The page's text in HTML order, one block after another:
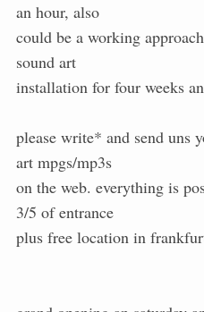
an hour, also
could be a working
sound art
installation for four weeks
please write* and send uns
art mpgs/mp3s
on the web. everything is
3/5 of entrance
plus free location in